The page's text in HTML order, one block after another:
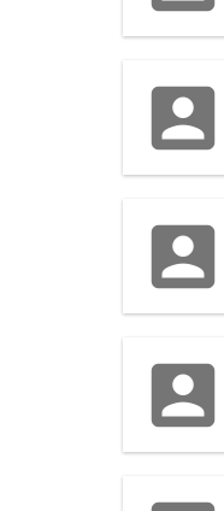
account_box
account_box
account_box